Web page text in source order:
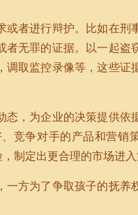
者进行辩护。比如在刑
无罪的证据。以一起盗
取监控录像等，这些证
，为企业的决策提供依
竞争对手的产品和营销
制定出更合理的市场进入
方为了争取孩子的抚养